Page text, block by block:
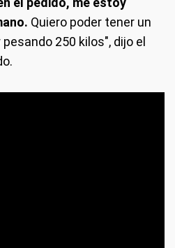
Quiero poder tener un
250 kilos", dijo el